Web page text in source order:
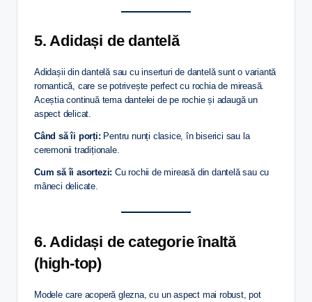
5. Adidași de dantelă
Adidașii din dantelă sau cu inserturi de dantelă sunt o variantă
romantică, care se potrivește perfect cu rochia de mireasă.
Aceștia continuă tema dantelei de pe rochie și adaugă un
aspect delicat.
Când să îi porți: Pentru nunți clasice, în biserici sau la
ceremonii tradiționale.
Cum să îi asortezi: Cu rochii de mireasă din dantelă sau cu
mâneci delicate.
6. Adidași de categorie înaltă
(high-top)
Modele care acoperă glezna, cu un aspect mai robust, pot